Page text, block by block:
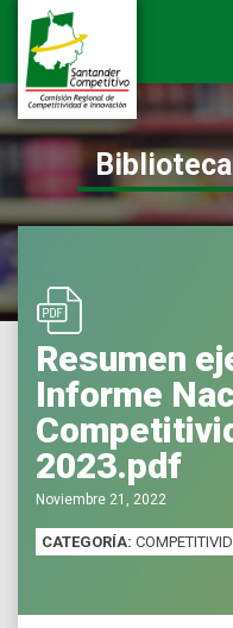
Resumen
Informe
2023.pdf
Noviembre 21, 2022
CATEGORÍA: